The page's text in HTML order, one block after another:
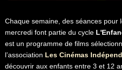
Chaque semaine, des séances pour
mercredi font partie du cycle
est un programme de films
l’association Les Cinémas
découvrir aux enfants entre 3 et 12